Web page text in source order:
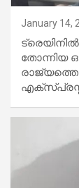
January 14,
തോന്നിയ
രാജ്യത്തെ